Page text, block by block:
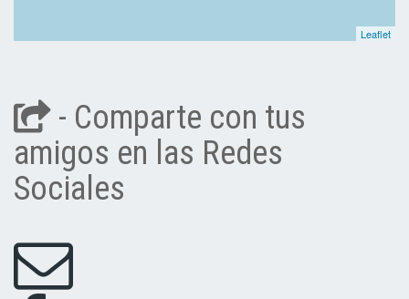
Leaflet
- Comparte con tus
amigos en las Redes
Sociales